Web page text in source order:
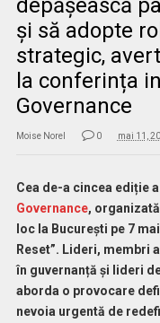
și să adopte
strategic,
la conferința
Governance
Moise Norel 0 mai 11,
Cea de-a cincea ediție
Governance,
loc la București pe 7
Reset”. Lideri, membri
în guvernanță și lideri
aborda o provocare
nevoia urgentă de